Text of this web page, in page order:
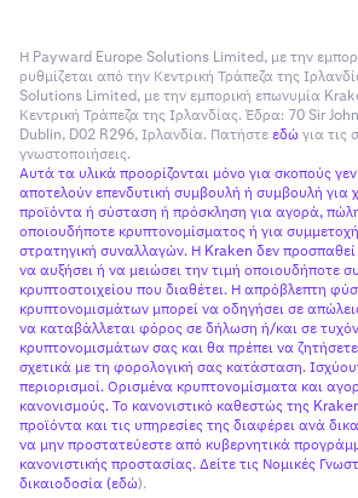
Η Payward Europe Solutions Limited, με την
ρυθμίζεται από την Κεντρική Τράπεζα της
Solutions Limited, με την εμπορική επωνυμία
Κεντρική Τράπεζα της Ιρλανδίας. Έδρα: 70 Sir
Dublin, D02 R296, Ιρλανδία. Πατήστεεδώγια τις
γνωστοποιήσεις.
Αυτά τα υλικά προορίζονται μόνο για σκοπούς
αποτελούν επενδυτική συμβουλή ή συμβουλή για
προϊόντα ή σύσταση ή πρόσκληση για αγορά,
οποιουδήποτε κρυπτονομίσματος ή για
στρατηγική συναλλαγών. Η Kraken δεν
να αυξήσει ή να μειώσει την τιμή οποιουδήποτε
κρυπτοστοιχείου που διαθέτει. Η απρόβλεπτη
κρυπτονομισμάτων μπορεί να οδηγήσει σε
να καταβάλλεται φόρος σε δήλωση ή/και σε
κρυπτονομισμάτων σας και θα πρέπει να
σχετικά με τη φορολογική σας κατάσταση.
περιορισμοί. Ορισμένα κρυπτονομίσματα και
κανονισμούς. Το κανονιστικό καθεστώς της
προϊόντα και τις υπηρεσίες της διαφέρει ανά
να μην προστατεύεστε από κυβερνητικά
κανονιστικής προστασίας. Δείτε τις Νομικές
δικαιοδοσία (εδώ).